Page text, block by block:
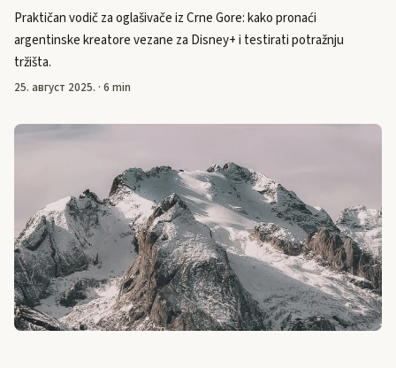
Praktičan vodič za oglašivače iz Crne Gore: kako pronaći
argentinske kreatore vezane za Disney+ i testirati potražnju
tržišta.
25. август 2025. · 6 min